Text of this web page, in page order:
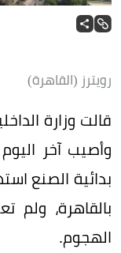
رويترز (القاهرة)
قالت وزارة
وأصيب آخر
بدائية الصنع
بالقاهرة،
الهجوم.